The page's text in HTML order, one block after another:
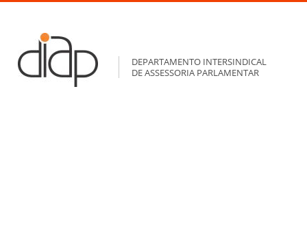
DEPARTAMENTO INTERSINDICAL
DE ASSESSORIA PARLAMENTAR